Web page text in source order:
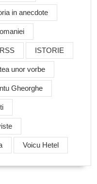
in anecdote
ISTORIE
unor vorbe
Gheorghe
Voicu Hetel